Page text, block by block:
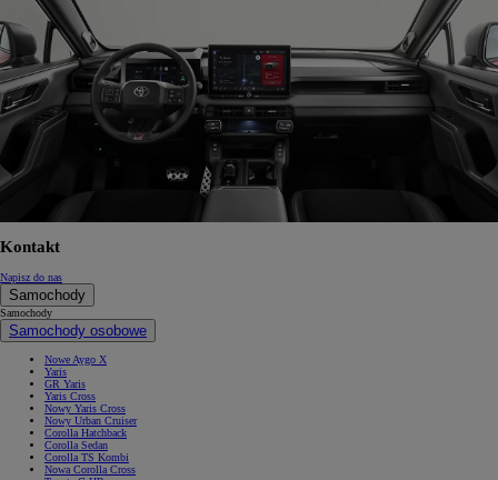
Kontakt
Napisz do nas
Samochody
Samochody
Samochody osobowe
Nowe Aygo X
Yaris
GR Yaris
Yaris Cross
Nowy Yaris Cross
Nowy Urban Cruiser
Corolla Hatchback
Corolla Sedan
Corolla TS Kombi
Nowa Corolla Cross